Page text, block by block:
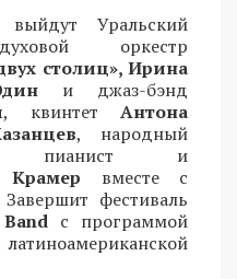
Уральский
оркестр
столиц», Ирина
и джаз-бэнд
, квинтетАнтона
, народный
пианист и
вместе с
Завершит фестиваль
с программой